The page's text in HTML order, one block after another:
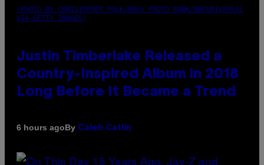
(PHOTO BY CHRISTOPHER POLK/NBCU PHOTO BANK/NBCUNIVERSAL
VIA GETTY IMAGES)
Justin Timberlake Released a
Country-Inspired Album in 2018
Long Before It Became a Trend
6 hours agoBy Caleb Catlin